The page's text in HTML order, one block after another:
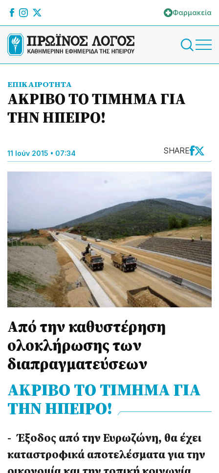
Φαρμακεία
ΕΠΙΚΑΙΡΟΤΗΤΑ
ΑΚΡΙΒΟ ΤΟ ΤΙΜΗΜΑ ΓΙΑ
ΤΗΝ ΗΠΕΙΡΟ!
11 Ιούν 2015 • 07:34 SHARE
Από την καθυστέρηση
ολοκλήρωσης των
διαπραγματεύσεων
ΑΚΡΙΒΟ ΤΟ ΤΙΜΗΜΑ ΓΙΑ
ΤΗΝ ΗΠΕΙΡΟ!
- Έξοδος από την Ευρωζώνη, θα έχει
καταστροφικά αποτελέσματα για την